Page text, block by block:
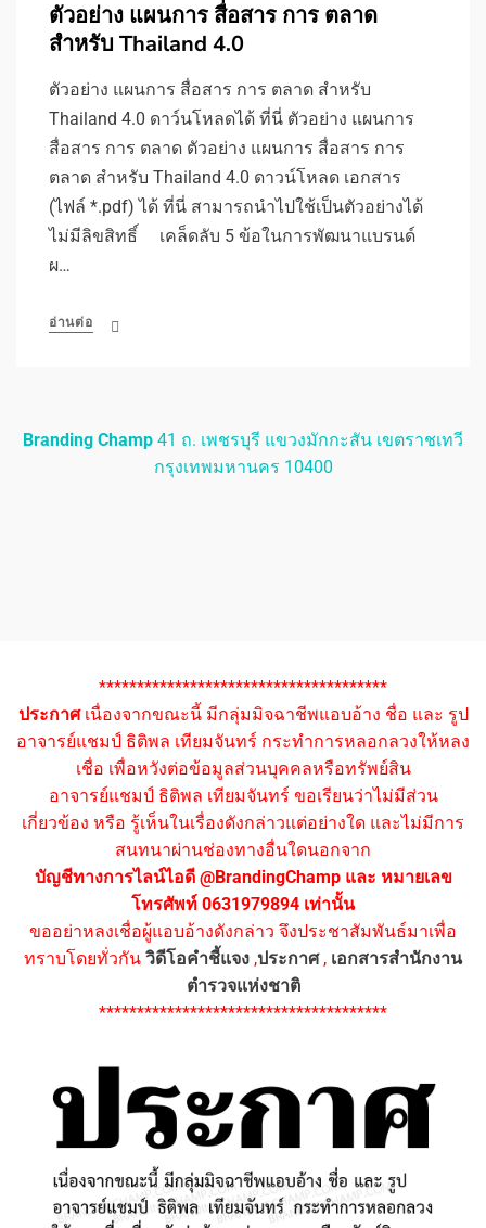
ตัวอย่าง แผนการ สื่อสาร การ ตลาด
สำหรับ Thailand 4.0
ตัวอย่าง แผนการ สื่อสาร การ ตลาด สำหรับ
Thailand 4.0 ดาว์นโหลดได้ ที่นี่ ตัวอย่าง แผนการ
สื่อสาร การ ตลาด ตัวอย่าง แผนการ สื่อสาร การ
ตลาด สำหรับ Thailand 4.0 ดาวน์โหลด เอกสาร
(ไฟล์ *.pdf) ได้ ที่นี่ สามารถนำไปใช้เป็นตัวอย่างได้
ไม่มีลิขสิทธิ์ เคล็ดลับ 5 ข้อในการพัฒนาแบรนด์
ผ…
อ่านต่อ
Branding Champ 41 ถ. เพชรบุรี แขวงมักกะสัน เขตราชเทวี
กรุงเทพมหานคร 10400
**************************************
ประกาศเนื่องจากขณะนี้ มีกลุ่มมิจฉาชีพแอบอ้าง ชื่อ และ รูป
อาจารย์แชมป์ ธิติพล เทียมจันทร์ กระทำการหลอกลวงให้หลง
เชื่อ เพื่อหวังต่อข้อมูลส่วนบุคคลหรือทรัพย์สิน
อาจารย์แชมป์ ธิติพล เทียมจันทร์ ขอเรียนว่าไม่มีส่วน
เกี่ยวข้อง หรือ รู้เห็นในเรื่องดังกล่าวแต่อย่างใด และไม่มีการ
สนทนาผ่านช่องทางอื่นใดนอกจาก
บัญชีทางการไลน์ไอดี @BrandingChamp และ หมายเลข
โทรศัพท์ 0631979894 เท่านั้น
ขออย่าหลงเชื่อผู้แอบอ้างดังกล่าว จึงประชาสัมพันธ์มาเพื่อ
ทราบโดยทั่วกัน วิดีโอคำชี้แจง ,ประกาศ, เอกสารสำนักงาน
ตำรวจแห่งชาติ
**************************************